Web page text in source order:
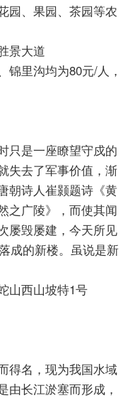
园、果园、茶园等农
景大道
里沟均为80元/人，
是一座瞭望守戍的
失去了军事价值，渐
朝诗人崔颢题诗《黄
之广陵》，而使其闻
屡毁屡建，今天所见
成的新楼。虽说是新
西山坡特1号
名，现为我国水域
由长江淤塞而形成，